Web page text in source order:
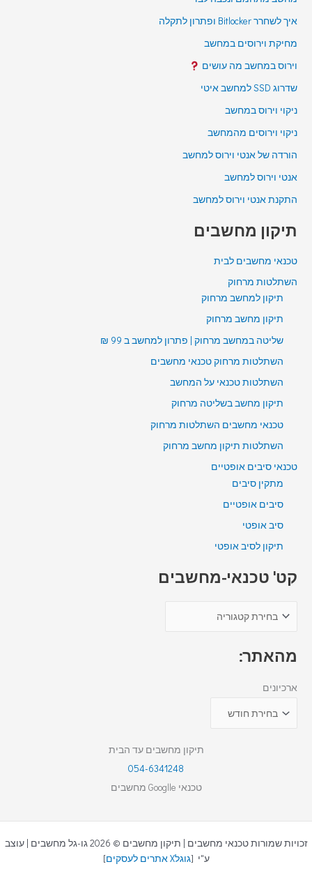
איך לשחרר Bitlocker ופתרון לתקלה
מחיקת וירוסים במחשב
וירוס במחשב מה עושים
שדרוג SSD למחשב איטי
ניקוי וירוס במחשב
ניקוי וירוסים מהמחשב
הורדה של אנטי וירוס למחשב
אנטי וירוס למחשב
התקנת אנטי וירוס למחשב
תיקון מחשבים
טכנאי מחשבים לבית
השתלטות מרחוק
תיקון למחשב מרחוק
תיקון מחשב מרחוק
שליטה במחשב מרחוק | פתרון למחשב ב 99 ₪
השתלטות מרחוק טכנאי מחשבים
השתלטות טכנאי על המחשב
תיקון מחשב בשליטה מרחוק
טכנאי מחשבים השתלטות מרחוק
השתלטות תיקון מחשב מרחוק
טכנאי סיבים אופטיים
מתקין סיבים
סיבים אופטיים
סיב אופטי
תיקון לסיב אופטי
קט' טכנאי-מחשבים
מהאתר:
ארכיונים
תיקון מחשבים עד הבית
054-6341248
טכנאי Googlle מחשבים
זכויות שמורות טכנאי מחשבים | תיקון מחשבים © 2026 גו-גל מחשבים | עוצב
ע"י [גוגלX אתרים לעסקים ]